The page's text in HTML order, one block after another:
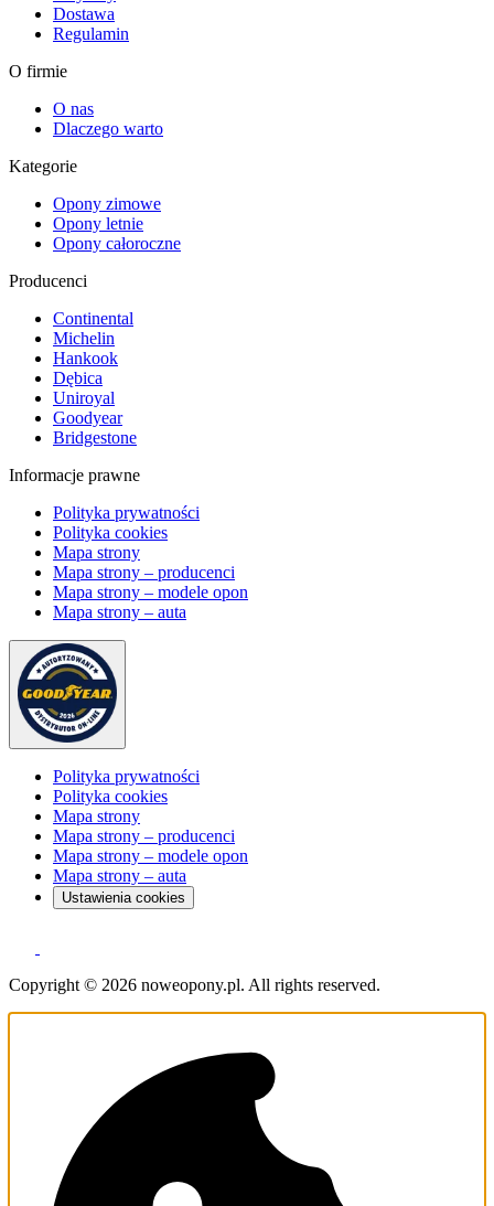
Dostawa
Regulamin
O firmie
O nas
Dlaczego warto
Kategorie
Opony zimowe
Opony letnie
Opony całoroczne
Producenci
Continental
Michelin
Hankook
Dębica
Uniroyal
Goodyear
Bridgestone
Informacje prawne
Polityka prywatności
Polityka cookies
Mapa strony
Mapa strony – producenci
Mapa strony – modele opon
Mapa strony – auta
Polityka prywatności
Polityka cookies
Mapa strony
Mapa strony – producenci
Mapa strony – modele opon
Mapa strony – auta
Ustawienia cookies
Copyright © 2026 noweopony.pl. All rights reserved.